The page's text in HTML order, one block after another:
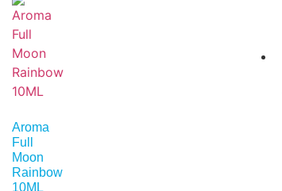
Aroma
Full
Moon
Rainbow
10ML